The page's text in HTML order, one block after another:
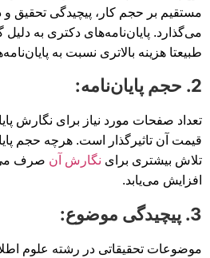
مستقیم بر حجم کار، پیچیدگی تحقیق و
می‌گذارد. پایان‌نامه‌های دکتری به
طبیعتا هزینه بالاتری نسبت به
2. حجم پایان‌نامه:
تعداد صفحات مورد نیاز برای نگارش
قیمت آن تاثیرگذار است. هرچه حجم
تلاش بیشتری برای نگارش آن صرف
افزایش می‌یابد.
3. پیچیدگی موضوع:
موضوعات تحقیقاتی در رشته علوم